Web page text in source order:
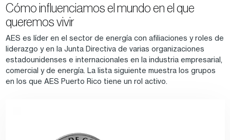
Cómo influenciamos el mundo en el que
queremos vivir
AES es líder en el sector de energía con afiliaciones y roles de
liderazgo y en la Junta Directiva de varias organizaciones
estadounidenses e internacionales en la industria empresarial,
comercial y de energía. La lista siguiente muestra los grupos
en los que AES Puerto Rico tiene un rol activo.